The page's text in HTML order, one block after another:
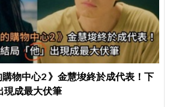
物中心2 》金慧埈終於成代表！下
現成最大伏筆